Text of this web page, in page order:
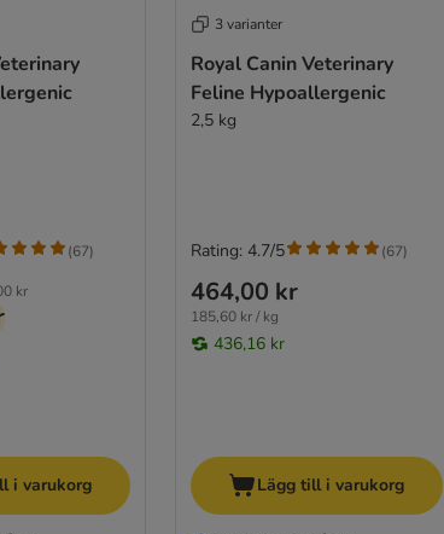
kr
(67)
i varukorg
3 varianter
Royal Canin Veterinary
Feline Hypoallergenic
2,5 kg
464,00 kr
185,60 kr / kg
436,16 kr
Rating: 4.7/5 (67)
Lägg till i varukorg